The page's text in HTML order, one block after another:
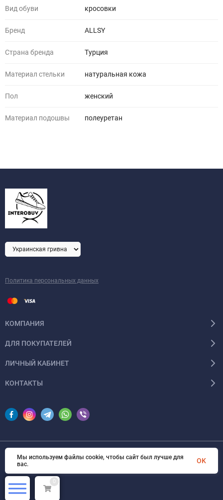
Вид обуви кросовки
Бренд ALLSY
Страна бренда Турция
Материал стельки натуральная кожа
Пол женский
Материал подошвы полеуретан
Политика персональных данных
КОМПАНИЯ
ДЛЯ ПОКУПАТЕЛЕЙ
ЛИЧНЫЙ КАБИНЕТ
КОНТАКТЫ
© 2026 InSale. Все права защищены
0
Мы используем файлы cookie, чтобы сайт был лучше для
вас.
OK